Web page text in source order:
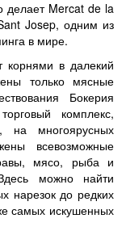
делает Mercat de la
Josep, одним из
в мире.
корнями в далекий
только мясные
Бокерия
комплекс,
на многоярусных
всевозможные
мясо, рыба и
можно найти
нарезок до редких
самых искушенных